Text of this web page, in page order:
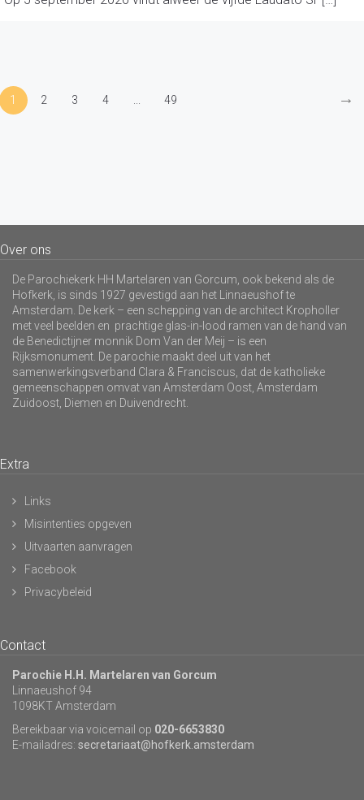
1 2 3 4 49 →
Over ons
De Parochiekerk HH Martelaren van Gorcum, ook bekend als de
Hofkerk, is sinds 1927 gevestigd aan het Linnaeushof te
Amsterdam. De kerk – een schepping van de architect Kropholler
met veel beelden en prachtige glas-in-lood ramen van de hand van
de Benedictijner monnik Dom Van der Meij – is een
Rijksmonument. De parochie maakt deel uit van het
samenwerkingsverband Clara & Franciscus, dat de katholieke
gemeenschappen omvat van Amsterdam Oost, Amsterdam
Zuidoost, Diemen en Duivendrecht.
Extra
Links
Misintenties opgeven
Uitvaarten aanvragen
Facebook
Privacybeleid
Contact
Parochie H.H. Martelaren van Gorcum
Linnaeushof 94
1098KT Amsterdam
Bereikbaar via voicemail op 020-6653830
E-mailadres: secretariaat@hofkerk.amsterdam